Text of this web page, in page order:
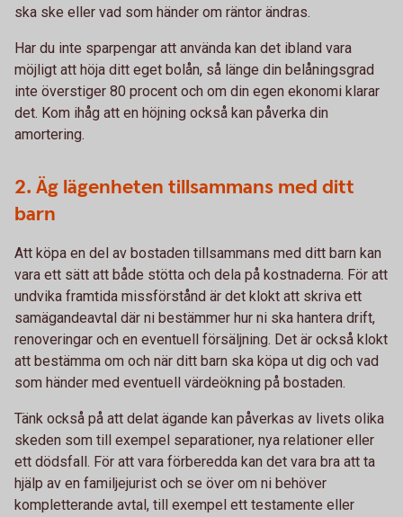
ska ske eller vad som händer om räntor ändras.
Har du inte sparpengar att använda kan det ibland vara
möjligt att höja ditt eget bolån, så länge din belåningsgrad
inte överstiger 80 procent och om din egen ekonomi klarar
det. Kom ihåg att en höjning också kan påverka din
amortering.
2. Äg lägenheten tillsammans med ditt
barn
Att köpa en del av bostaden tillsammans med ditt barn kan
vara ett sätt att både stötta och dela på kostnaderna. För att
undvika framtida missförstånd är det klokt att skriva ett
samägandeavtal där ni bestämmer hur ni ska hantera drift,
renoveringar och en eventuell försäljning. Det är också klokt
att bestämma om och när ditt barn ska köpa ut dig och vad
som händer med eventuell värdeökning på bostaden.
Tänk också på att delat ägande kan påverkas av livets olika
skeden som till exempel separationer, nya relationer eller
ett dödsfall. För att vara förberedda kan det vara bra att ta
hjälp av en familjejurist och se över om ni behöver
kompletterande avtal, till exempel ett testamente eller